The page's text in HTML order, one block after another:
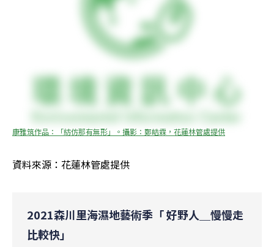
康雅筑作品：「紡仿那有無形」。攝影：鄭皓霖，花蓮林管處提供
資料來源：花蓮林管處提供
2021森川里海濕地藝術季「 好野人＿慢慢走
比較快」